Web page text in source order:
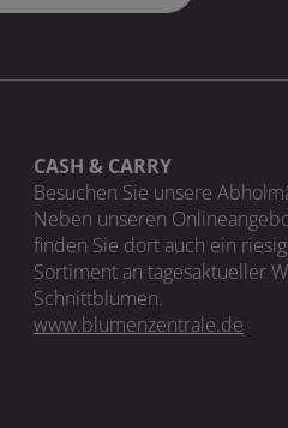
CASH & CARRY
Besuchen Sie unsere
Neben unseren
finden Sie dort auch ein
Sortiment an tagesaktueller
Schnittblumen.
www.blumenzentrale.de